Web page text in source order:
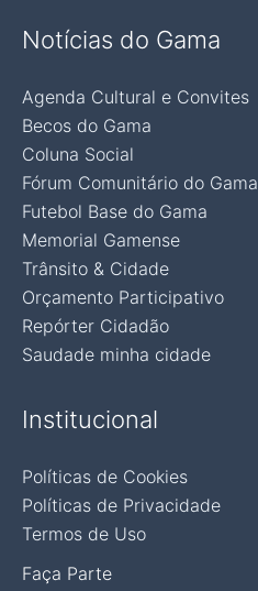
Notícias do Gama
Agenda Cultural e Convites
Becos do Gama
Coluna Social
Fórum Comunitário do Gama
Futebol Base do Gama
Memorial Gamense
Trânsito & Cidade
Orçamento Participativo
Repórter Cidadão
Saudade minha cidade
Institucional
Políticas de Cookies
Políticas de Privacidade
Termos de Uso
Faça Parte